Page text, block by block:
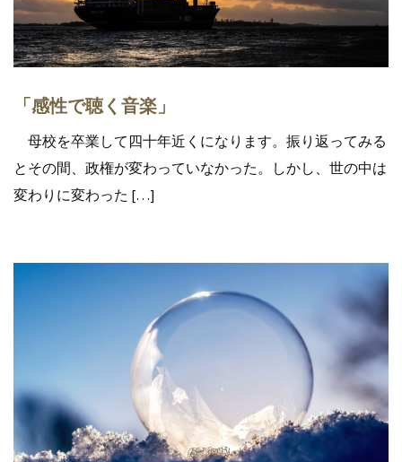
「感性で聴く音楽」
母校を卒業して四十年近くになります。振り返ってみる
とその間、政権が変わっていなかった。しかし、世の中は
変わりに変わった […]